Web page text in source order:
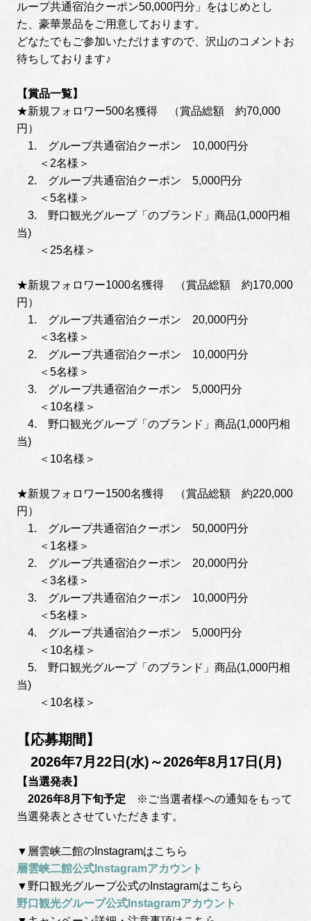
ループ共通宿泊クーポン50,000円分」をはじめとし
た、豪華景品をご用意しております。
どなたでもご参加いただけますので、沢山のコメントお
待ちしております♪
【賞品一覧】
★新規フォロワー500名獲得 （賞品総額 約70,000
円）
1. グループ共通宿泊クーポン 10,000円分
＜2名様＞
2. グループ共通宿泊クーポン 5,000円分
＜5名様＞
3. 野口観光グループ「のブランド」商品(1,000円相
当)
＜25名様＞
★新規フォロワー1000名獲得 （賞品総額 約170,000
円）
1. グループ共通宿泊クーポン 20,000円分
＜3名様＞
2. グループ共通宿泊クーポン 10,000円分
＜5名様＞
3. グループ共通宿泊クーポン 5,000円分
＜10名様＞
4. 野口観光グループ「のブランド」商品(1,000円相
当)
＜10名様＞
★新規フォロワー1500名獲得 （賞品総額 約220,000
円）
1. グループ共通宿泊クーポン 50,000円分
＜1名様＞
2. グループ共通宿泊クーポン 20,000円分
＜3名様＞
3. グループ共通宿泊クーポン 10,000円分
＜5名様＞
4. グループ共通宿泊クーポン 5,000円分
＜10名様＞
5. 野口観光グループ「のブランド」商品(1,000円相
当)
＜10名様＞
【応募期間】
2026年7月22日(水)～2026年8月17日(月)
【当選発表】
2026年8月下旬予定 ※ご当選者様への通知をもって
当選発表とさせていただきます。
▼層雲峡二館のInstagramはこちら
層雲峡二館公式Instagramアカウント
▼野口観光グループ公式のInstagramはこちら
野口観光グループ公式Instagramアカウント